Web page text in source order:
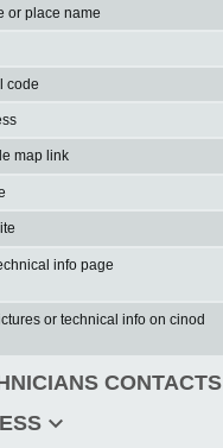
or place name
code
map link
info page
or technical info on cinod
CONTACTS
keyboard_arrow_down